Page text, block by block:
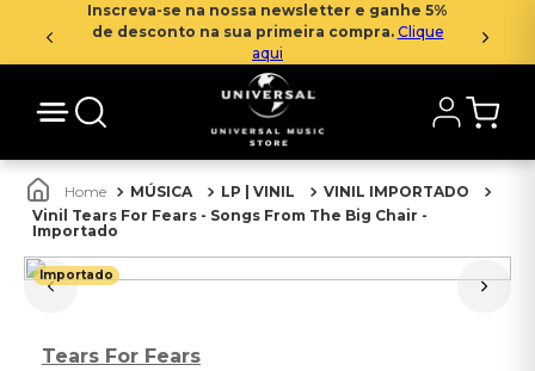
Inscreva-se na nossa newsletter e ganhe 5%
de desconto na sua primeira compra. Clique
aqui
MÚSICA LP | VINIL
VINIL IMPORTADO
Vinil Tears For Fears - Songs From The Big Chair -
Importado
Importado
Tears For Fears